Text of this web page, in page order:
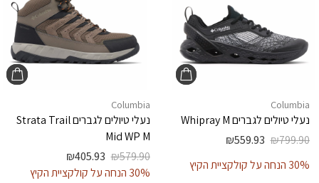
Columbia
נעלי טיולים לגבריםWhipray M
₪799.90
₪559.93
30% הנחה על קולקציית הקיץ
Columbia
נעלי טיולים לגבריםStrata Trail
Mid WP M
₪579.90
₪405.93
30% הנחה על קולקציית הקיץ